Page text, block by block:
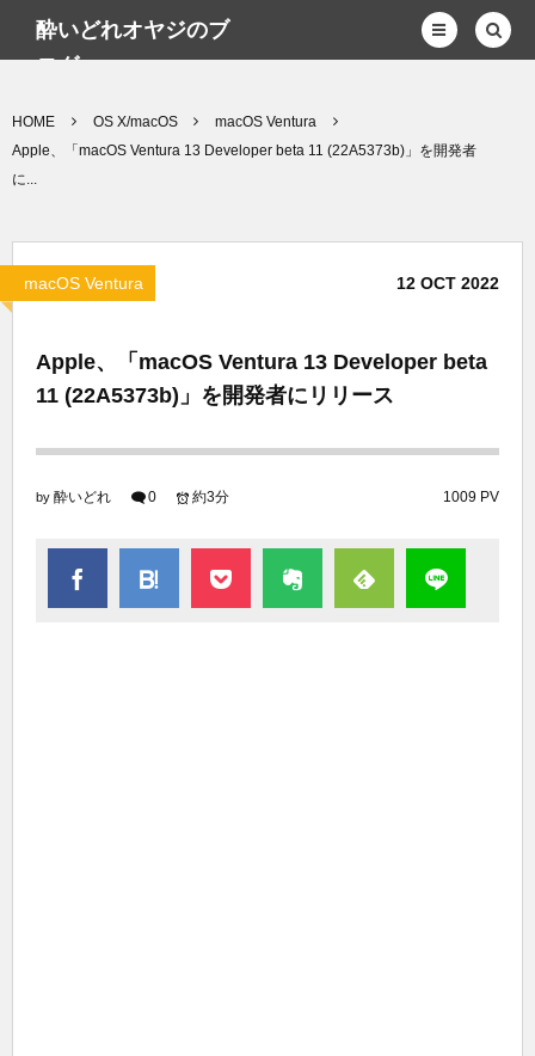
酔いどれオヤジのブ
ログwp
HOME OS X/macOS
macOS Ventura
Apple、「macOS Ventura 13 Developer beta 11 (22A5373b)」を開発者
に...
macOS Ventura 12 OCT 2022
Apple、「macOS Ventura 13 Developer beta
11 (22A5373b)」を開発者にリリース
by 酔いどれ 0 1009 PV
約3分